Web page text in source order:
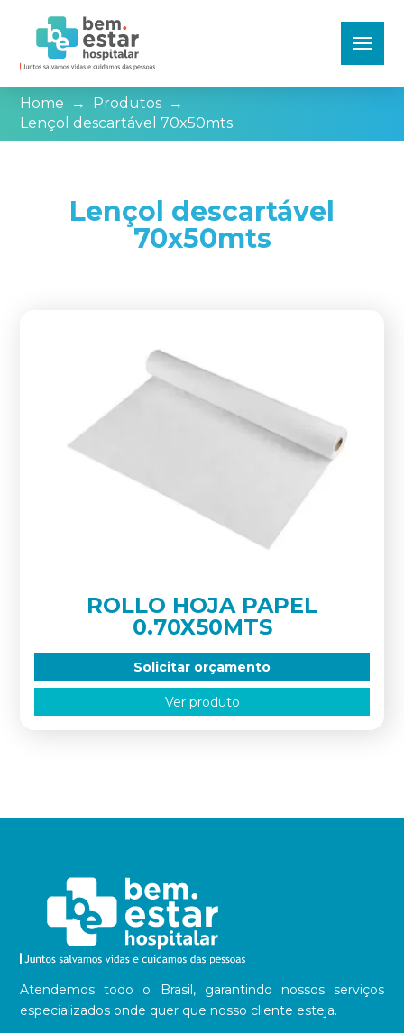
Home → Produtos →
Lençol descartável 70x50mts
Lençol descartável
70x50mts
ROLLO HOJA PAPEL
0.70X50MTS
Solicitar orçamento
Ver produto
Atendemos todo o Brasil, garantindo nossos serviços
especializados onde quer que nosso cliente esteja.